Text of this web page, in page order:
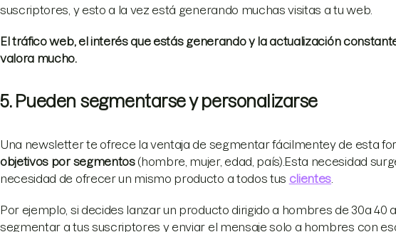
suscriptores, y esto a la vez está generando muchas visitas a tu web.
El tráfico web, el interés que estás generando y la actualización
valora mucho.
5. Pueden segmentarse y personalizarse
Una newsletter te ofrece la ventaja de segmentar fácilmentey de esta
objetivos por segmentos (hombre, mujer, edad, país).Esta necesidad
necesidad de ofrecer un mismo producto a todos tus clientes
Por ejemplo, si decides lanzar un producto dirigido a hombres de 30a 40
segmentar a tus suscriptores y enviar el mensaje solo a hombres con